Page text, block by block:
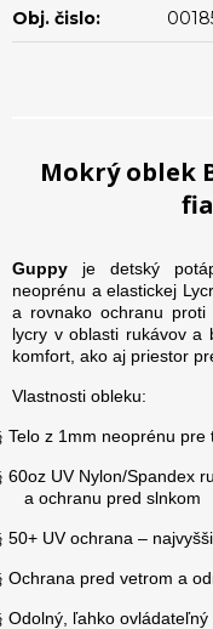
Obj. čislo:
Mokrý oblek
Guppy je detský
neoprénu a elastickej
a rovnako ochranu proti
lycry v oblasti rukávov a
komfort, ako aj priestor
Vlastnosti obleku:
Telo z 1mm neoprénu pre
60oz UV Nylon/Spandex
a ochranu pred slnkom
50+ UV ochrana –
Ochrana pred vetrom a
Odolný, ľahko